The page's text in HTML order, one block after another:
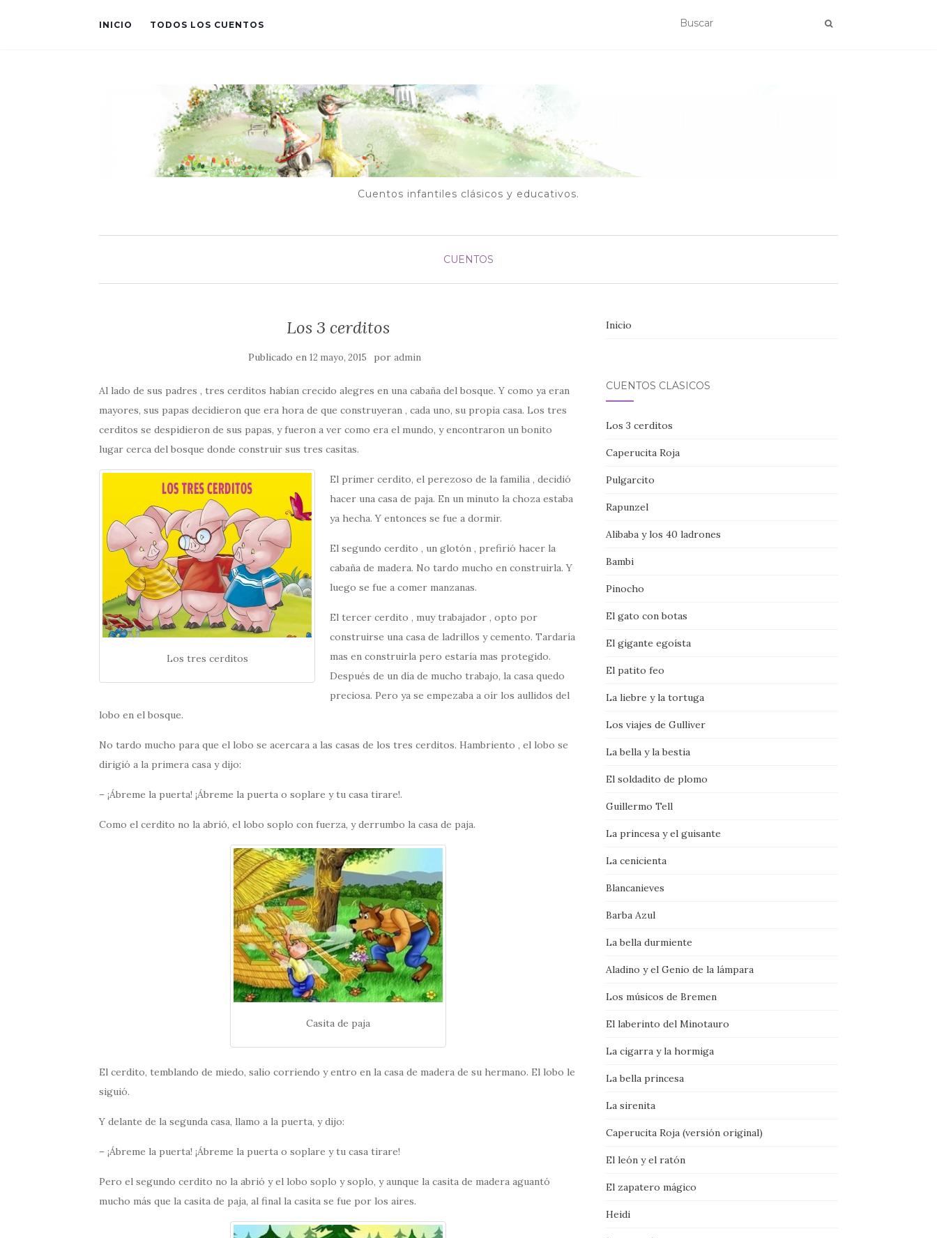
INICIO TODOS LOS CUENTOS
Cuentos infantiles clásicos y educativos.
CUENTOS
Los 3 cerditos
Publicado en12 mayo, 2015 poradmin
Al lado de sus padres , tres cerditos habían crecido alegres en una cabaña del bosque. Y como ya eran
mayores, sus papas decidieron que era hora de que construyeran , cada uno, su propia casa. Los tres
cerditos se despidieron de sus papas, y fueron a ver como era el mundo, y encontraron un bonito
lugar cerca del bosque donde construir sus tres casitas.
Los tres cerditos
El primer cerdito, el perezoso de la familia , decidió
hacer una casa de paja. En un minuto la choza estaba
ya hecha. Y entonces se fue a dormir.
El segundo cerdito , un glotón , prefirió hacer la
cabaña de madera. No tardo mucho en construirla. Y
luego se fue a comer manzanas.
El tercer cerdito , muy trabajador , opto por
construirse una casa de ladrillos y cemento. Tardaría
mas en construirla pero estaría mas protegido.
Después de un día de mucho trabajo, la casa quedo
preciosa. Pero ya se empezaba a oír los aullidos del
lobo en el bosque.
No tardo mucho para que el lobo se acercara a las casas de los tres cerditos. Hambriento , el lobo se
dirigió a la primera casa y dijo:
– ¡Ábreme la puerta! ¡Ábreme la puerta o soplare y tu casa tirare!.
Como el cerdito no la abrió, el lobo soplo con fuerza, y derrumbo la casa de paja.
Casita de paja
El cerdito, temblando de miedo, salio corriendo y entro en la casa de madera de su hermano. El lobo le
siguió.
Y delante de la segunda casa, llamo a la puerta, y dijo:
– ¡Ábreme la puerta! ¡Ábreme la puerta o soplare y tu casa tirare!
Pero el segundo cerdito no la abrió y el lobo soplo y soplo, y aunque la casita de madera aguantó
mucho más que la casita de paja, al final la casita se fue por los aires.
Inicio
CUENTOS CLÁSICOS
Los 3 cerditos
Caperucita Roja
Pulgarcito
Rapunzel
Alibaba y los 40 ladrones
Bambi
Pinocho
El gato con botas
El gigante egoísta
El patito feo
La liebre y la tortuga
Los viajes de Gulliver
La bella y la bestia
El soldadito de plomo
Guillermo Tell
La princesa y el guisante
La cenicienta
Blancanieves
Barba Azul
La bella durmiente
Aladino y el Genio de la lámpara
Los músicos de Bremen
El laberinto del Minotauro
La cigarra y la hormiga
La bella princesa
La sirenita
Caperucita Roja (versión original)
El león y el ratón
El zapatero mágico
Heidi